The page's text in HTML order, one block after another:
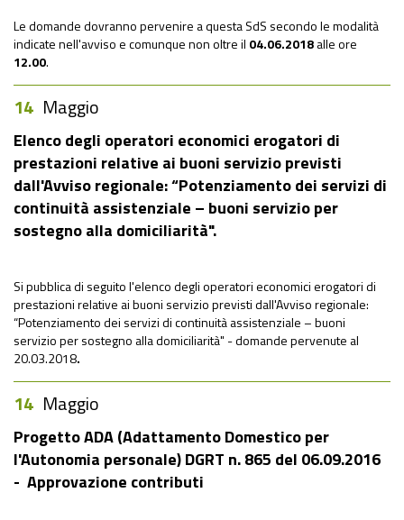
Le domande dovranno pervenire a questa SdS secondo le modalità
indicate nell'avviso e comunque non oltre il 04.06.2018alle ore
12.00.
14 Maggio
Elenco degli operatori economici erogatori di
prestazioni relative ai buoni servizio previsti
dall'Avviso regionale: “Potenziamento dei servizi di
continuità assistenziale – buoni servizio per
sostegno alla domiciliarità".
Si pubblica di seguito l'elenco degli operatori economici erogatori di
prestazioni relative ai buoni servizio previsti dall'Avviso regionale:
“Potenziamento dei servizi di continuità assistenziale – buoni
servizio per sostegno alla domiciliarità" - domande pervenute al
20.03.2018.
14 Maggio
Progetto ADA (Adattamento Domestico per
l'Autonomia personale) DGRT n. 865 del 06.09.2016
- Approvazione contributi